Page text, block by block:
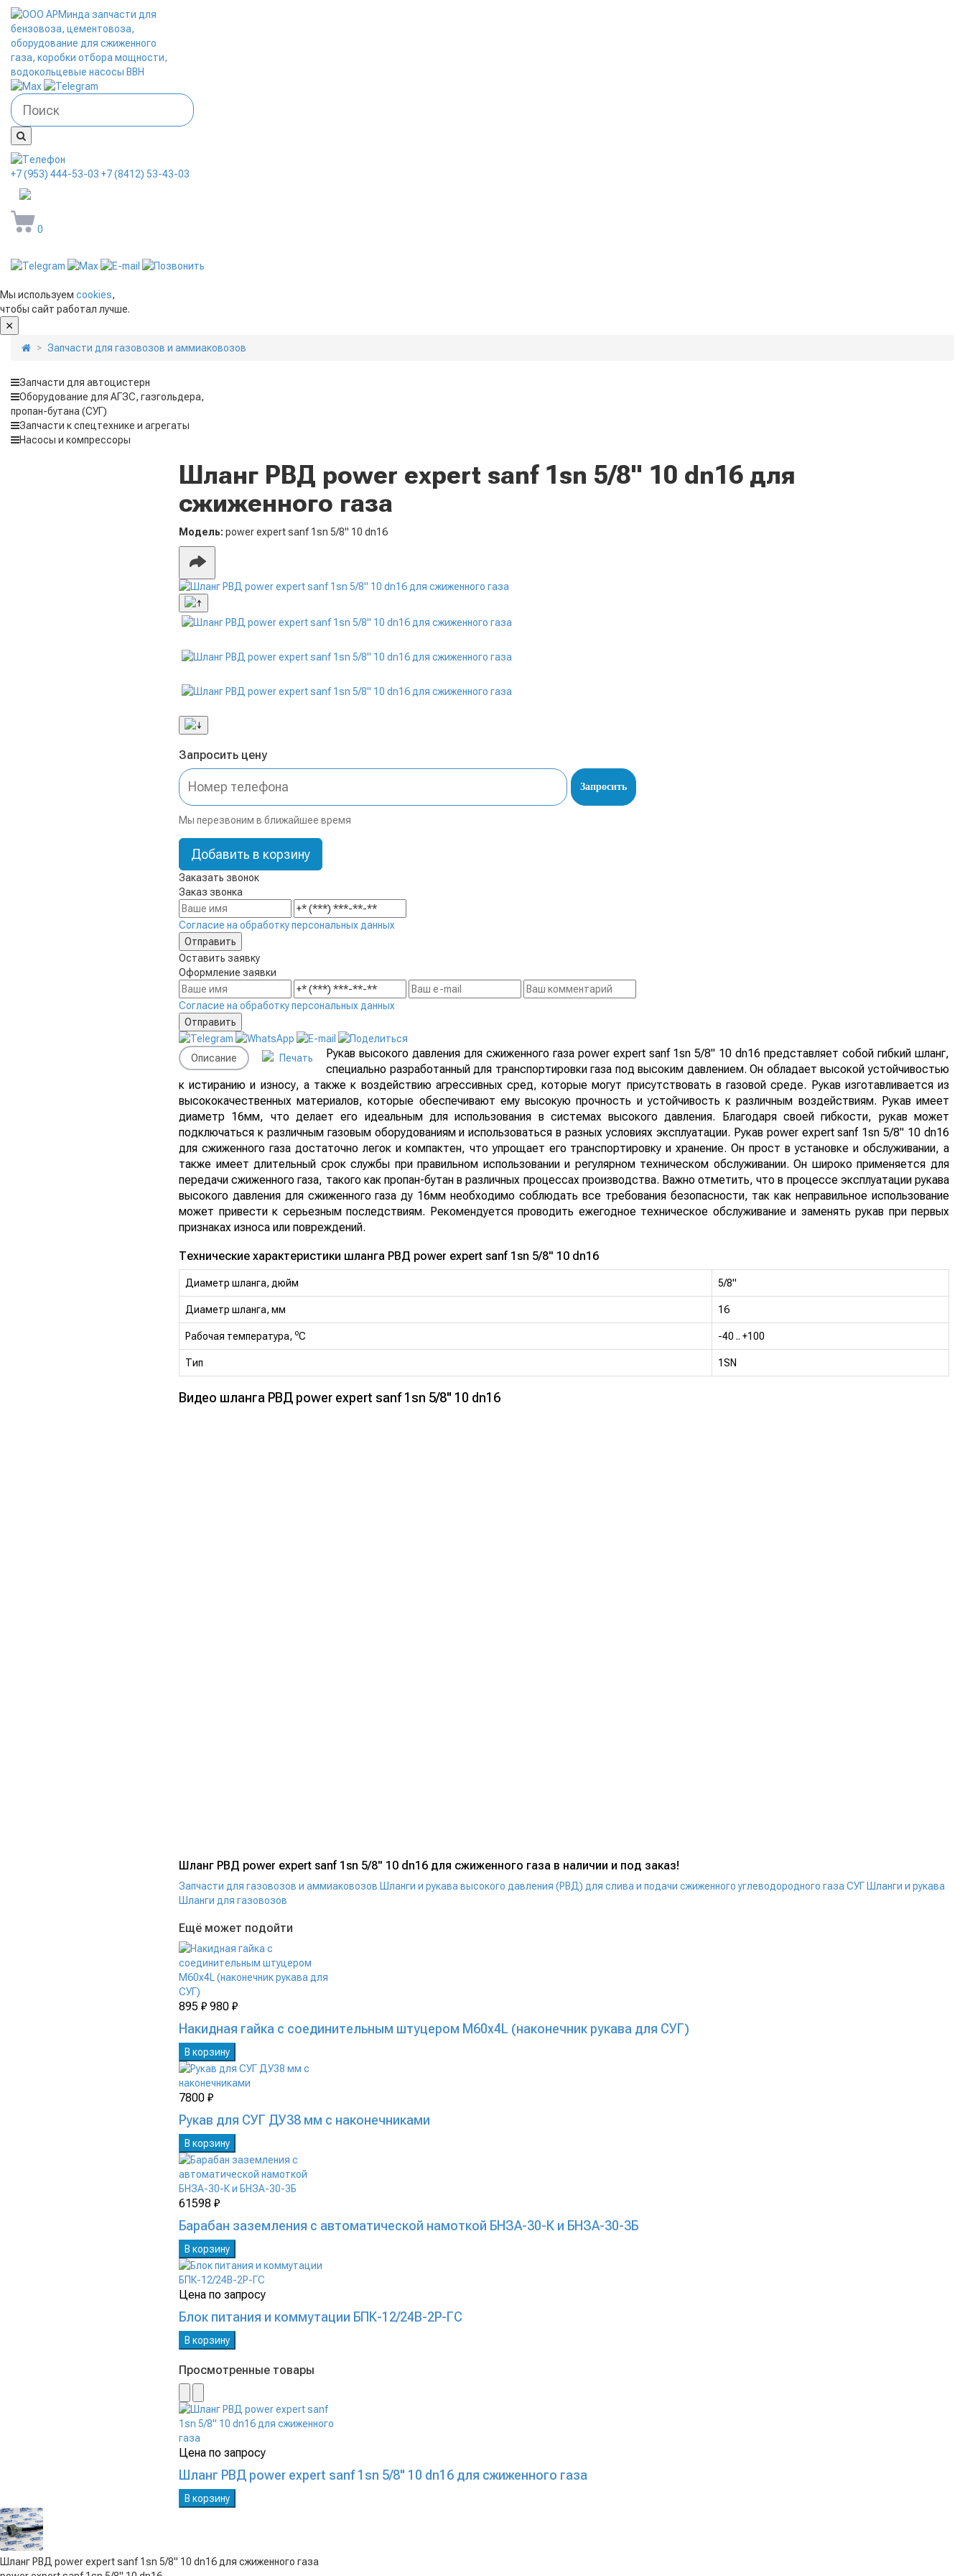
+7 (953) 444-53-03 +7 (8412) 53-43-03
0
Мы используем cookies,
чтобы сайт работал лучше.
Запчасти для газовозов и аммиаковозов
Запчасти для автоцистерн
Оборудование для АГЗС, газгольдера,
пропан-бутана (СУГ)
Запчасти к спецтехнике и агрегаты
Насосы и компрессоры
Шланг РВД power expert sanf 1sn 5/8" 10 dn16 для
сжиженного газа
Модель: power expert sanf 1sn 5/8" 10 dn16
Запросить цену
Запросить
Мы перезвоним в ближайшее время
Добавить в корзину
Заказать звонок
Заказ звонка
Согласие на обработку персональных данных
Оставить заявку
Оформление заявки
Согласие на обработку персональных данных
Описание Печать
Рукав высокого давления для сжиженного газа power expert sanf 1sn 5/8" 10 dn16 представляет собой гибкий шланг,
специально разработанный для транспортировки газа под высоким давлением. Он обладает высокой устойчивостью
к истиранию и износу, а также к воздействию агрессивных сред, которые могут присутствовать в газовой среде. Рукав изготавливается из
высококачественных материалов, которые обеспечивают ему высокую прочность и устойчивость к различным воздействиям. Рукав имеет
диаметр 16мм, что делает его идеальным для использования в системах высокого давления. Благодаря своей гибкости, рукав может
подключаться к различным газовым оборудованиям и использоваться в разных условиях эксплуатации. Рукав power expert sanf 1sn 5/8" 10 dn16
для сжиженного газа достаточно легок и компактен, что упрощает его транспортировку и хранение. Он прост в установке и обслуживании, а
также имеет длительный срок службы при правильном использовании и регулярном техническом обслуживании. Он широко применяется для
передачи сжиженного газа, такого как пропан-бутан в различных процессах производства. Важно отметить, что в процессе эксплуатации рукава
высокого давления для сжиженного газа ду 16мм необходимо соблюдать все требования безопасности, так как неправильное использование
может привести к серьезным последствиям. Рекомендуется проводить ежегодное техническое обслуживание и заменять рукав при первых
признаках износа или повреждений.
Технические характеристики шланга РВД power expert sanf 1sn 5/8" 10 dn16
Диаметр шланга, дюйм 5/8"
Диаметр шланга, мм 16
Рабочая температура, oC -40 .. +100
Тип 1SN
Видео шланга РВД power expert sanf 1sn 5/8" 10 dn16
Шланг РВД power expert sanf 1sn 5/8" 10 dn16 для сжиженного газа в наличии и под заказ!
Запчасти для газовозов и аммиаковозов Шланги и рукава высокого давления (РВД) для слива и подачи сжиженного углеводородного газа СУГ Шланги и рукава
Шланги для газовозов
Ещё может подойти
895 ₽ 980 ₽
Накидная гайка с соединительным штуцером М60х4L (наконечник рукава для СУГ)
В корзину
7800 ₽
Рукав для СУГ ДУ38 мм с наконечниками
В корзину
61598 ₽
Барабан заземления с автоматической намоткой БНЗА-30-К и БНЗА-30-3Б
В корзину
Цена по запросу
Блок питания и коммутации БПК-12/24В-2Р-ГС
В корзину
Просмотренные товары
Цена по запросу
Шланг РВД power expert sanf 1sn 5/8" 10 dn16 для сжиженного газа
В корзину
Шланг РВД power expert sanf 1sn 5/8" 10 dn16 для сжиженного газа